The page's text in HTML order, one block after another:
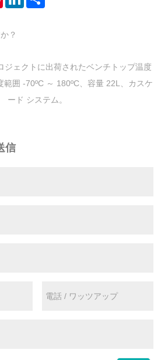
？
ジェクトに出荷されたベンチトップ温度
囲 -70ºC ～ 180ºC、容量 22L、カスケ
ード システム。
信